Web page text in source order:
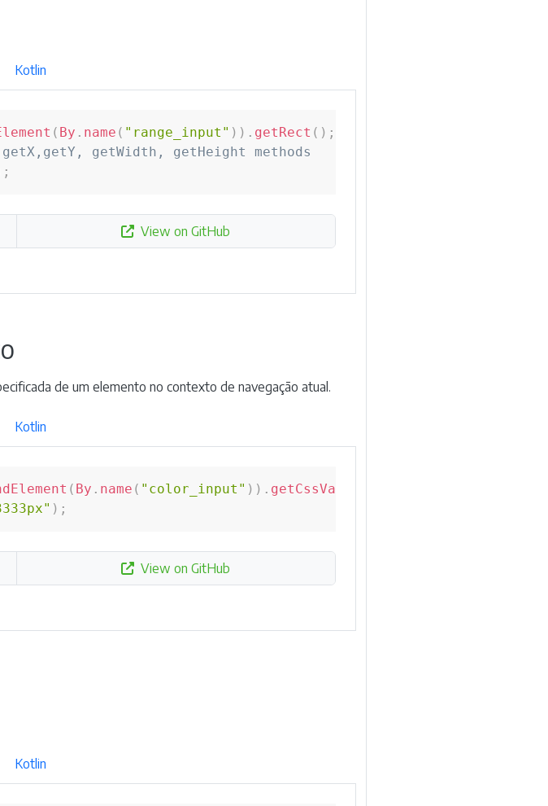
Kotlin
( By . name ( "range_input" ) ) . getRect ( ) ;
getWidth, getHeight methods
;
View on GitHub
de um elemento no contexto de navegação atual.
Kotlin
( By . name ( "color_input" ) ) . getCssValue
) ;
View on GitHub
Kotlin